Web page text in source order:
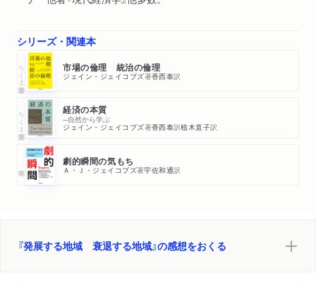
シリーズ・関連本
ちくま学芸文庫 市場の倫理 統治の倫理
ジェイン・ジェイコブズ著香西泰訳
ちくま学芸文庫 経済の本質
─自然から学ぶ
ジェイン・ジェイコブズ著香西泰訳植木直子訳
劇的瞬間の気もち
Ａ・Ｊ・ジェイコブズ著宇佐和通訳
『発展する地域 衰退する地域』の感想をおくる